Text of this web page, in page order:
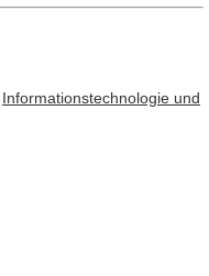
Informationstechnologie und